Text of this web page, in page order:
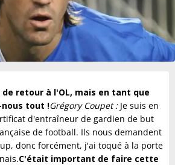
de retour à l'OL, mais en tant que
tout !Grégory Coupet : Je suis en
d'entraîneur de gardien de but
de football. Ils nous demandent
donc forcément, j'ai toqué à la porte
C'était important de faire cette